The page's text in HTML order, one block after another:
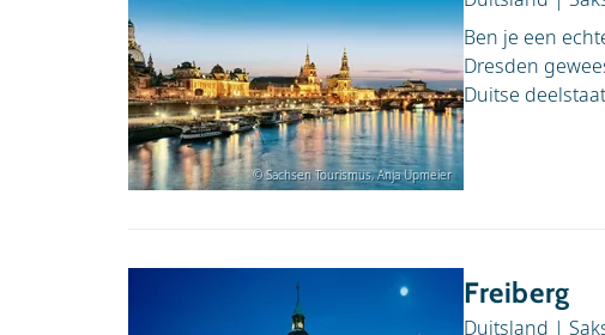
© Sachsen Tourismus, Anja Upmeier
Ben je een
Dresden
Duitse
Freiberg
Duitsland |